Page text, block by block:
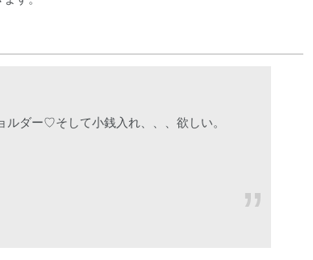
ルダー♡そして小銭入れ、、、欲しい。